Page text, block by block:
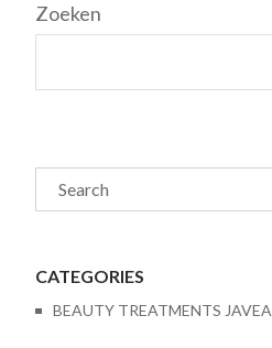
Zoeken
CATEGORIES
BEAUTY TREATMENTS JAVEA